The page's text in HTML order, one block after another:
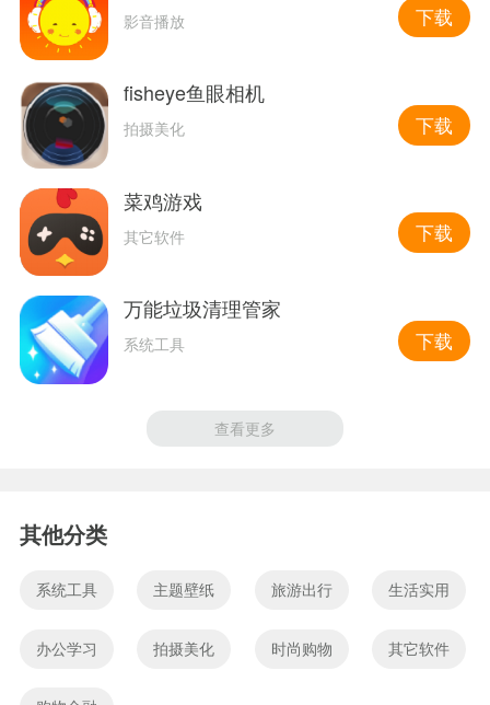
影音播放 下载
fisheye鱼眼相机
拍摄美化 下载
菜鸡游戏
其它软件 下载
万能垃圾清理管家
系统工具 下载
查看更多
其他分类
系统工具 主题壁纸 旅游出行 生活实用
办公学习 拍摄美化 时尚购物 其它软件